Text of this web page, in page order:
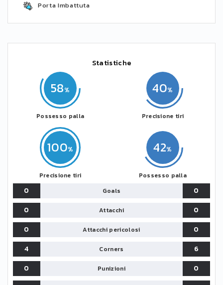
Porta Imbattuta
Statistiche
58
Possesso palla
100
Precisione tiri
42
Possesso palla
40
Precisione tiri
0 Goals
0
0
Attacchi
0
0
Attacchi pericolosi
0
4
Corners
6
0
Punizioni
0